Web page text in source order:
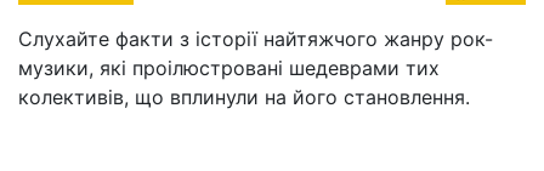
Слухайте факти з історії найтяжчого жанру рок-
музики, які проілюстровані шедеврами тих
колективів, що вплинули на його становлення.